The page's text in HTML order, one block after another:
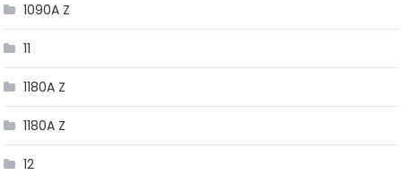
1090A Z
11
1180A Z
1180A Z
12